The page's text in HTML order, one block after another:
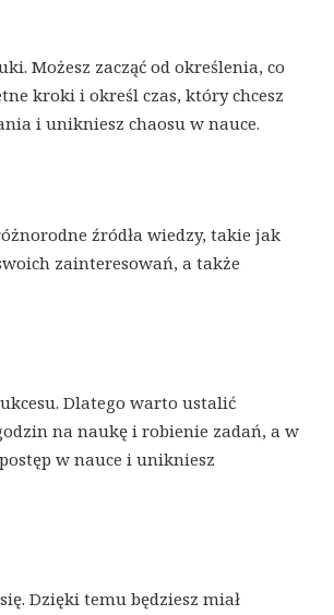
Możesz zacząć od określenia, co
kroki i określ czas, który chcesz
i unikniesz chaosu w nauce.
źródła wiedzy, takie jak
zainteresowań, a także
Dlatego warto ustalić
na naukę i robienie zadań, a w
w nauce i unikniesz
Dzięki temu będziesz miał